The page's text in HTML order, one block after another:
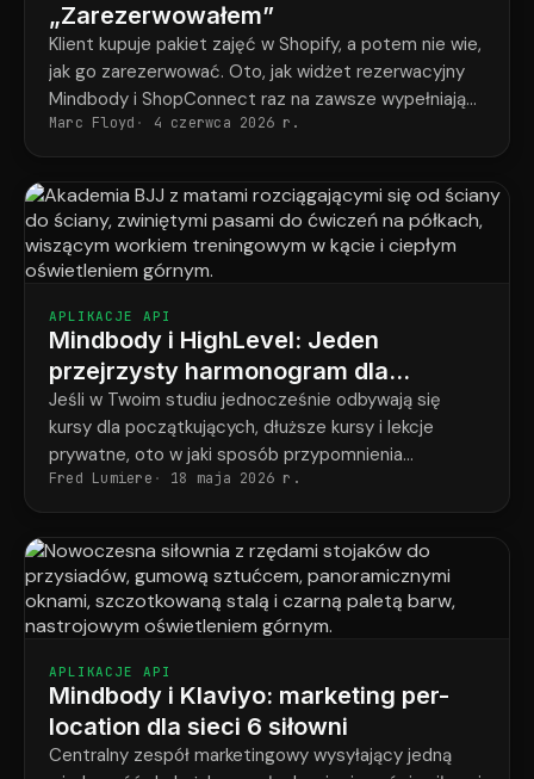
„Zarezerwowałem”
Klient kupuje pakiet zajęć w Shopify, a potem nie wie,
jak go zarezerwować. Oto, jak widżet rezerwacyjny
Mindbody i ShopConnect raz na zawsze wypełniają
tę lukę.
Marc Floyd 4 czerwca 2026 r.
APLIKACJE API
Mindbody i HighLevel: Jeden
przejrzysty harmonogram dla
każdego studenta w każdym
programie
Jeśli w Twoim studiu jednocześnie odbywają się
kursy dla początkujących, dłuższe kursy i lekcje
prywatne, oto w jaki sposób przypomnienia
ostatecznie odpowiadają temu, co faktycznie
zarezerwował każdy uczeń.
Fred Lumiere 18 maja 2026 r.
APLIKACJE API
Mindbody i Klaviyo: marketing per-
location dla sieci 6 siłowni
Centralny zespół marketingowy wysyłający jedną